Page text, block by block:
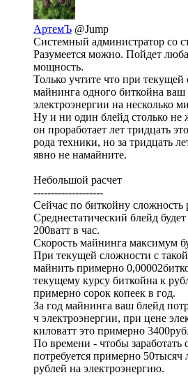
АртемЪ @Jump
Системный администратор со
Разумеется можно. Пойдет
мощность.
Только учтите что при текущей
майнинга одного биткойна ваш
электроэнергии на несколько
Ну и ни один блейд столько не
он проработает лет тридцать
рода техники, но за тридцать
явно не намайните.
Небольшой расчет
--------------------
Сейчас по биткойну сложность
Среднестатический блейд
200ватт в час.
Скорость майнинга максимум
При текущей сложности с
майнить примерно
текущему курсу биткойна к
примерно сорок копеек в год.
За год майнинга ваш блейд
ч электроэнергии, при цене
киловатт это примерно
По времени - чтобы заработать
потребуется примерно 50тысяч
рублей на электроэнергию.